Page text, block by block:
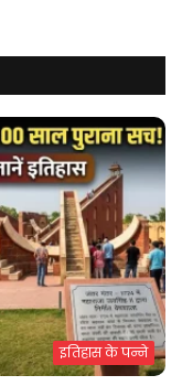
इतिहास के पन्ने